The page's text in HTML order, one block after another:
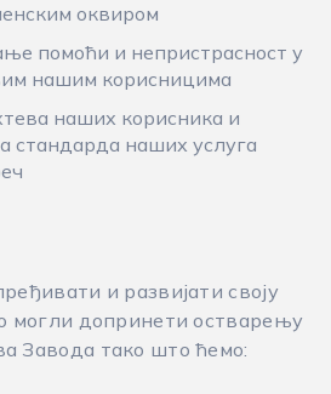
оквиром
помоћи и непристрасност у
нашим корисницима
наших корисника и
стандарда наших услуга
и развијати своју
могли допринети остварењу
Завода тако што ћемо: